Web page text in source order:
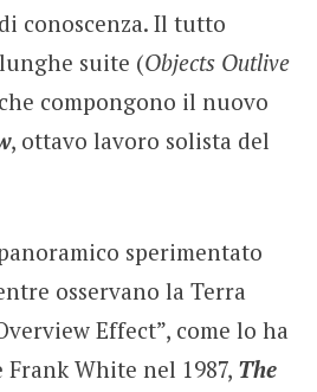
conoscenza. Il tutto
suite (Objects Outlive
compongono il nuovo
, ottavo lavoro solista del
sperimentato
osservano la Terra
Effect”, come lo ha
White nel 1987, The